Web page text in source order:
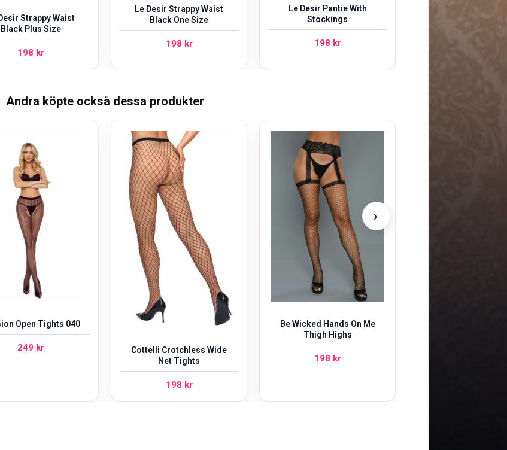
Strappy Waist
Black Plus Size
198 kr
Le Desir Strappy Waist
Black One Size
198 kr
Le Desir Pantie With
Stockings
198 kr
Andra köpte också dessa produkter
Open Tights 040
249 kr
Cottelli Crotchless Wide
Net Tights
198 kr
Be Wicked Hands On Me
Thigh Highs
198 kr
›